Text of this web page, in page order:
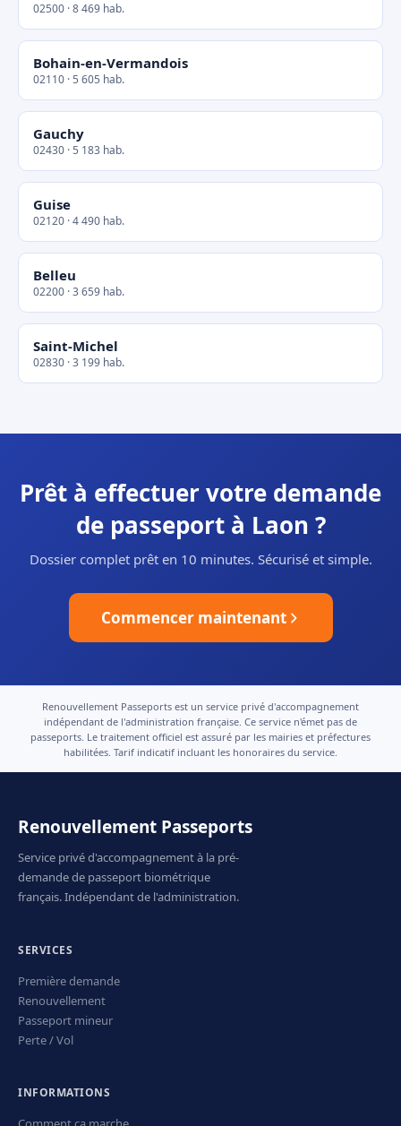
02500 · 8 469 hab.
Bohain-en-Vermandois
02110 · 5 605 hab.
Gauchy
02430 · 5 183 hab.
Guise
02120 · 4 490 hab.
Belleu
02200 · 3 659 hab.
Saint-Michel
02830 · 3 199 hab.
Prêt à effectuer votre demande
de passeport à Laon ?
Dossier complet prêt en 10 minutes. Sécurisé et simple.
Commencer maintenant
Renouvellement Passeports est un service privé d'accompagnement
indépendant de l'administration française. Ce service n'émet pas de
passeports. Le traitement officiel est assuré par les mairies et préfectures
habilitées. Tarif indicatif incluant les honoraires du service.
Renouvellement Passeports
Service privé d'accompagnement à la pré-
demande de passeport biométrique
français. Indépendant de l'administration.
SERVICES
Première demande
Renouvellement
Passeport mineur
Perte / Vol
INFORMATIONS